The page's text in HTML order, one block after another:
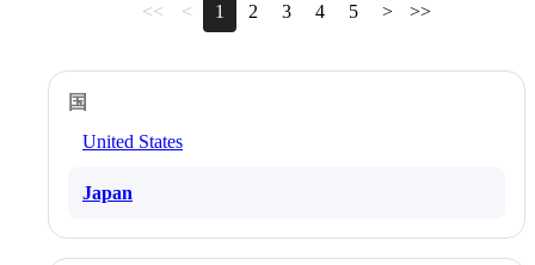
<< < 1 2 3 4 5 > >>
国
United States
Japan